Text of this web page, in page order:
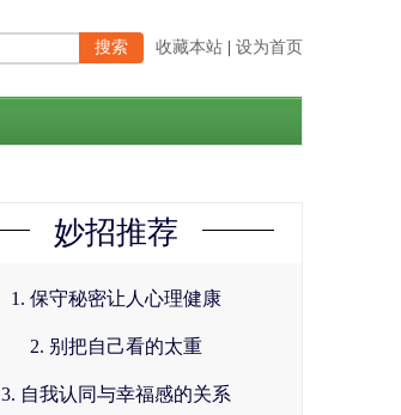
收藏本站 设为首页
妙招推荐
1. 保守秘密让人心理健康
2. 别把自己看的太重
3. 自我认同与幸福感的关系